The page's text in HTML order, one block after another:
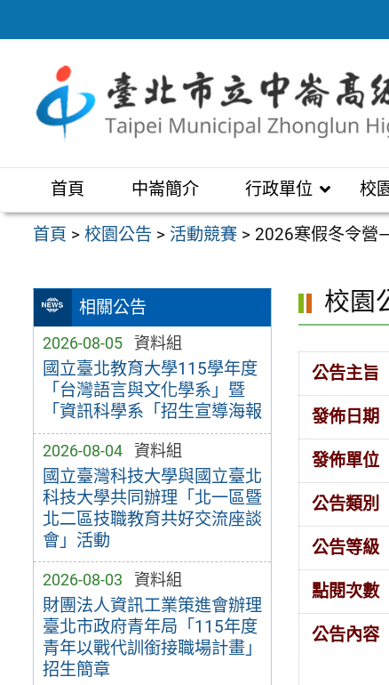
至
區
首頁 中崙簡介 行政單位 校
首頁 >校園公告 > 活動競賽 > 2026寒假冬令營
相關公告
2026-08-05 資料組
國立臺北教育大學115學年度
「台灣語言與文化學系」暨
「資訊科學系「招生宣導海報
2026-08-04 資料組
國立臺灣科技大學與國立臺北
科技大學共同辦理「北一區暨
北二區技職教育共好交流座談
會」活動
2026-08-03 資料組
財團法人資訊工業策進會辦理
臺北市政府青年局「115年度
青年以戰代訓銜接職場計畫」
招生簡章
校園
公告主旨
發佈日期
發佈單位
公告類別
公告等級
點閱次數
公告內容